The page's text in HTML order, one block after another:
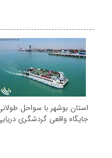
استان بوشهر با سواحل
جایگاه واقعی گردشگری